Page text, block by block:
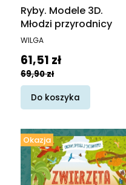
Ryby. Modele 3D.
Młodzi przyrodnicy
PRODUCENT
WILGA
Cena promocyjna
61,51 zł
69,90 zł
Do koszyka
Okazja